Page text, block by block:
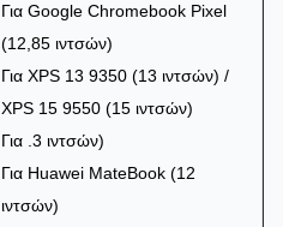
Για Google Chromebook Pixel
(12,85 ιντσών)
Για XPS 13 9350 (13 ιντσών) /
XPS 15 9550 (15 ιντσών)
Για .3 ιντσών)
Για Huawei MateBook (12
ιντσών)